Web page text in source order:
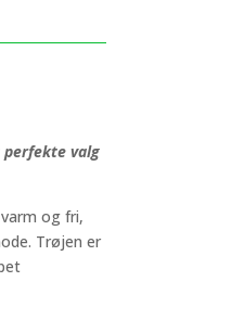
valg
og fri,
Trøjen er